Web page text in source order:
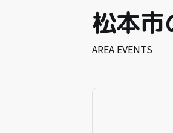
松本市
AREA EVENTS